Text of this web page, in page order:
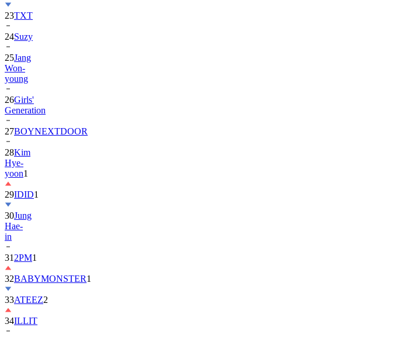
23TXT
24Suzy
25Jang
Won-
young
26Girls'
Generation
27BOYNEXTDOOR
28Kim
Hye-
yoon1
29IDID1
30Jung
Hae-
in
31 2PM1
32BABYMONSTER1
33ATEEZ2
34ILLIT